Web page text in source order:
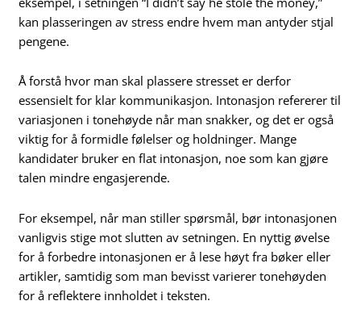
kan plasseringen av stress endre hvem man antyder stjal
pengene.
Å forstå hvor man skal plassere stresset er derfor
essensielt for klar kommunikasjon. Intonasjon refererer til
variasjonen i tonehøyde når man snakker, og det er også
viktig for å formidle følelser og holdninger. Mange
kandidater bruker en flat intonasjon, noe som kan gjøre
talen mindre engasjerende.
For eksempel, når man stiller spørsmål, bør intonasjonen
vanligvis stige mot slutten av setningen. En nyttig øvelse
for å forbedre intonasjonen er å lese høyt fra bøker eller
artikler, samtidig som man bevisst varierer tonehøyden
for å reflektere innholdet i teksten.